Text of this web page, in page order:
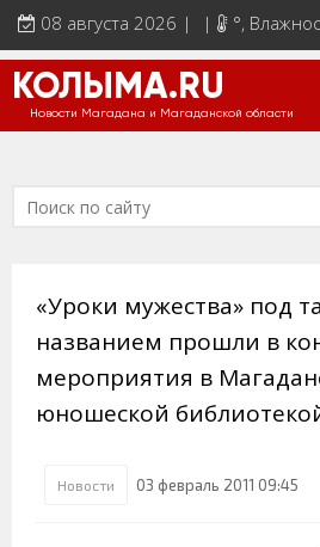
08 августа 2026 | | °,
КОЛЫМА.RU
Новости Магадана и Магаданской области
«Уроки мужества» под
названием прошли в
мероприятия в
юношеской
Новости 03 февраль 2011 09:45